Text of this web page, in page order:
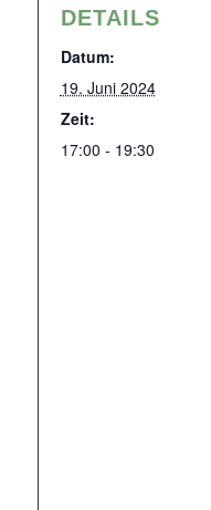
DETAILS
Datum:
19. Juni 2024
Zeit:
17:00 - 19:30